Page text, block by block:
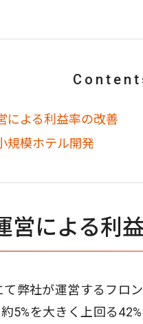
による利益率の改善
規模ホテル開発
営による利
弊社が運営するフロ
5%を大きく上回る42%